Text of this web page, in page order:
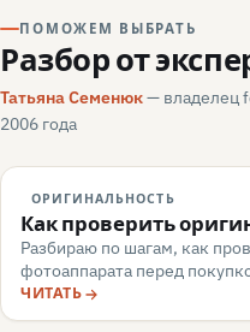
ПОМОЖЕМ ВЫБРАТЬ
Разбор от
Татьяна Семенюк— владелец
2006 года
ОРИГИНАЛЬНОСТЬ
Как проверить
Разбираю по шагам, как
фотоаппарата перед
камеры, маркировка,
говорят о подделке или
ЧИТАТЬ